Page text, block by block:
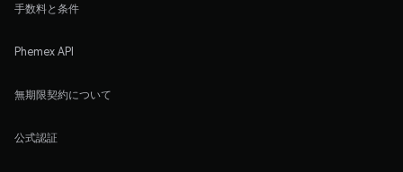
手数料と条件
Phemex API
無期限契約について
公式認証